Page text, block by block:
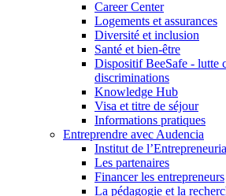
Career Center
Logements et assurances
Diversité et inclusion
Santé et bien-être
Dispositif BeeSafe - lutte
discriminations
Knowledge Hub
Visa et titre de séjour
Informations pratiques
Entreprendre avec Audencia
Institut de
Les partenaires
Financer les entrepreneurs
La pédagogie et la